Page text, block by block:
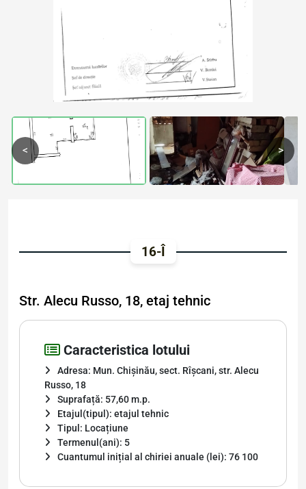
< >
16-Î
Str. Alecu Russo, 18, etaj tehnic
Caracteristica lotului
Adresa: Mun. Chișinău, sect. Rîșcani, str. Alecu
Russo, 18
Suprafață: 57,60 m.p.
Etajul(tipul): etajul tehnic
Tipul: Locațiune
Termenul(ani): 5
Cuantumul inițial al chiriei anuale (lei): 76 100